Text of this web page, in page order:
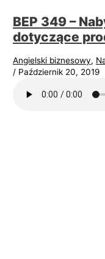
BEP 349 –
dotyczące
Angielski biznesowy,
/ Październik 20, 2019